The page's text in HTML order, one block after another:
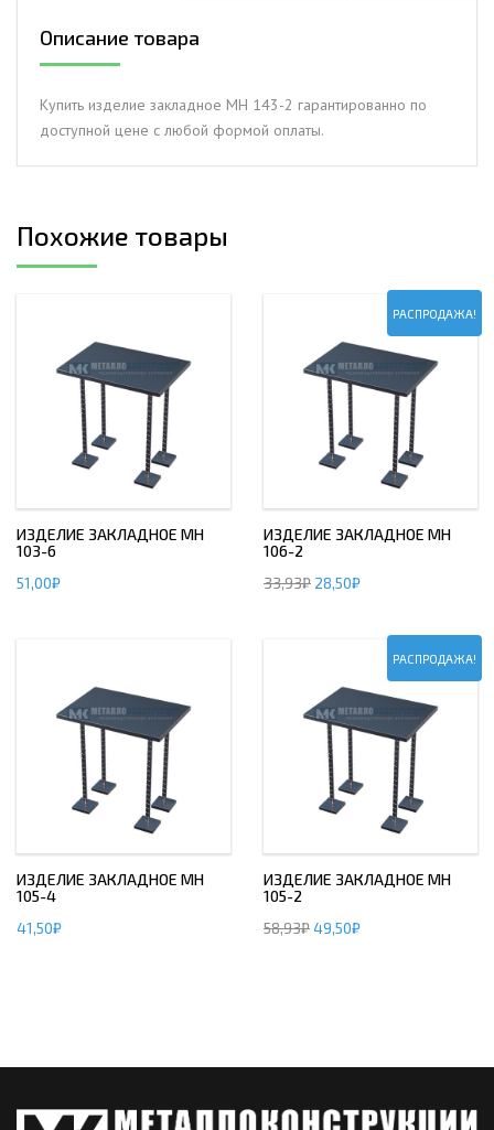
Описание товара
Купить изделие закладное МН 143-2 гарантированно по
доступной цене с любой формой оплаты.
Похожие товары
ИЗДЕЛИЕ ЗАКЛАДНОЕ МН
103-6
51,00₽
РАСПРОДАЖА!
ИЗДЕЛИЕ ЗАКЛАДНОЕ МН
106-2
33,93₽ 28,50₽
ИЗДЕЛИЕ ЗАКЛАДНОЕ МН
105-4
41,50₽
РАСПРОДАЖА!
ИЗДЕЛИЕ ЗАКЛАДНОЕ МН
105-2
58,93₽49,50₽